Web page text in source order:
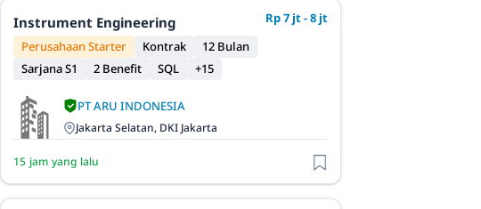
Instrument Engineering
Rp 7 jt - 8 jt
Perusahaan Starter
Kontrak
12 Bulan
Sarjana S1
2 Benefit SQL +15
PT ARU INDONESIA
Jakarta Selatan, DKI Jakarta
15 jam yang lalu